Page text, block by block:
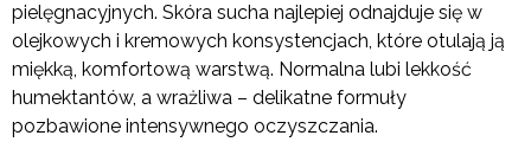
pielęgnacyjnych. Skóra sucha najlepiej odnajduje się w
olejkowych i kremowych konsystencjach, które otulają ją
miękką, komfortową warstwą. Normalna lubi lekkość
humektantów, a wrażliwa – delikatne formuły
pozbawione intensywnego oczyszczania.